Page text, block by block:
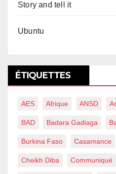
Story and tell it
Ubuntu
ÉTIQUETTES
AES Afrique ANSD
BAD Badara Gadiaga
Burkina Faso Casamance
Cheikh Diba Communiqué